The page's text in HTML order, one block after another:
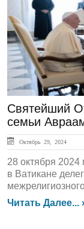
ЛЕНТА
Святейший
семьи
Октябрь 29, 2024
28 октября
в Ватикане
Читать Далее...